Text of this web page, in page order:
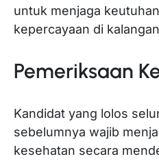
untuk menjaga
kepercayaan di
Pemeriksaan
Kandidat yang lolos
sebelumnya wajib
kesehatan secara